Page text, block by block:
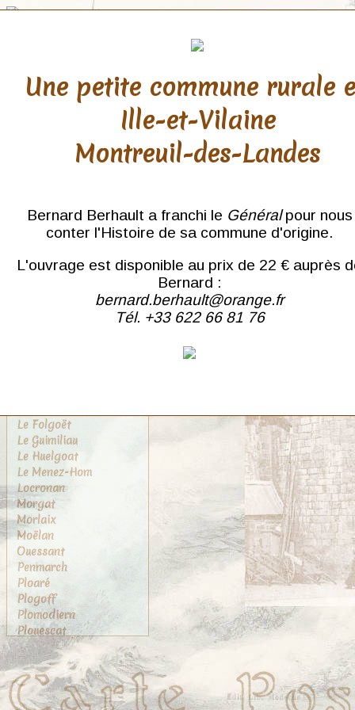
Concarneau
Confort
Crozon
Le Folgoët
Le Guimiliau
Le Huelgoat
Le Menez-Hom
Locronan
Morgat
Morlaix
Moëlan
Ouessant
Penmarch
Ploaré
Plogoff
Plomodiern
Plouescat
Plougasnou
Plougastel
Plougastel-Daoulas
Pont-Aven
Une petite commune rurale
Ille-et-Vilaine
Montreuil-des-Landes
Bernard Berhault a franchi le Généralpour nous
conter l'Histoire de sa commune d'origine.
L'ouvrage est disponible au prix de 22 € auprès
Bernard :
bernard.berhault@orange.fr
Tél. +33 622 66 81 76